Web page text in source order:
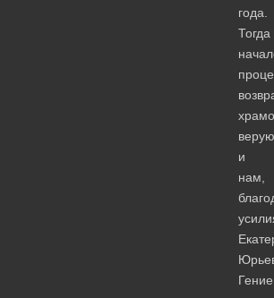
года.
Тогда
и
нам,